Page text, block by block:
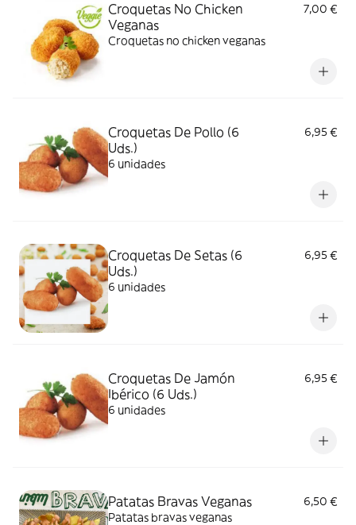
Croquetas No Chicken
Veganas
7,00 €
Croquetas no chicken veganas
Croquetas De Pollo (6
Uds.)
6,95 €
6 unidades
Croquetas De Setas (6
Uds.)
6,95 €
6 unidades
Croquetas De Jamón
Ibérico (6 Uds.)
6,95 €
6 unidades
Patatas Bravas Veganas
6,50 €
Patatas bravas veganas